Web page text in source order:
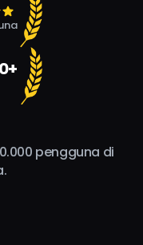
pengguna di